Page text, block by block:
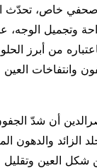
خاص، تحدّث
وتجميل الوجه،
من أبرز
وانتفاخات العين
الزائد والدهون
العين وتقليل